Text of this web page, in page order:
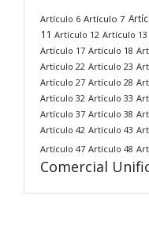
Artículo 6 Artículo 7
11 Artículo 12 Artículo 13
Artículo 17 Artículo 18
Artículo 22 Artículo 23
Artículo 27 Artículo 28
Artículo 32 Artículo 33
Artículo 37 Artículo 38
Artículo 42 Artículo 43
Artículo 47 Artículo 48
Comercial